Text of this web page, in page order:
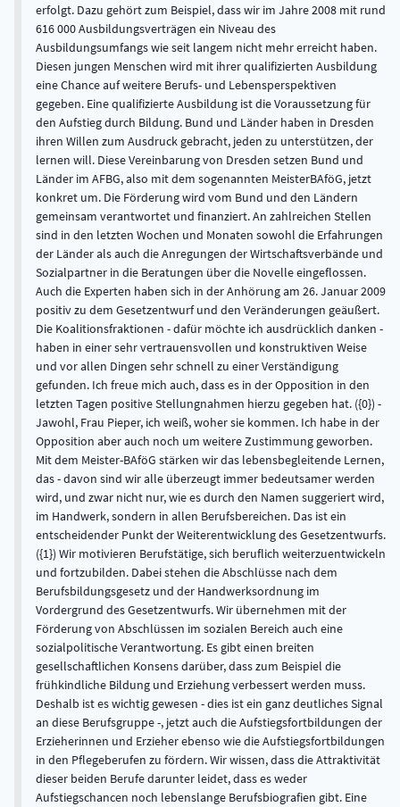
erfolgt. Dazu gehört zum Beispiel, dass wir im Jahre 2008 mit rund
616 000 Ausbildungsverträgen ein Niveau des
Ausbildungsumfangs wie seit langem nicht mehr erreicht haben.
Diesen jungen Menschen wird mit ihrer qualifizierten Ausbildung
eine Chance auf weitere Berufs- und Lebensperspektiven
gegeben. Eine qualifizierte Ausbildung ist die Voraussetzung für
den Aufstieg durch Bildung. Bund und Länder haben in Dresden
ihren Willen zum Ausdruck gebracht, jeden zu unterstützen, der
lernen will. Diese Vereinbarung von Dresden setzen Bund und
Länder im AFBG, also mit dem sogenannten MeisterBAföG, jetzt
konkret um. Die Förderung wird vom Bund und den Ländern
gemeinsam verantwortet und finanziert. An zahlreichen Stellen
sind in den letzten Wochen und Monaten sowohl die Erfahrungen
der Länder als auch die Anregungen der Wirtschaftsverbände und
Sozialpartner in die Beratungen über die Novelle eingeflossen.
Auch die Experten haben sich in der Anhörung am 26. Januar 2009
positiv zu dem Gesetzentwurf und den Veränderungen geäußert.
Die Koalitionsfraktionen - dafür möchte ich ausdrücklich danken -
haben in einer sehr vertrauensvollen und konstruktiven Weise
und vor allen Dingen sehr schnell zu einer Verständigung
gefunden. Ich freue mich auch, dass es in der Opposition in den
letzten Tagen positive Stellungnahmen hierzu gegeben hat. ({0}) -
Jawohl, Frau Pieper, ich weiß, woher sie kommen. Ich habe in der
Opposition aber auch noch um weitere Zustimmung geworben.
Mit dem Meister-BAföG stärken wir das lebensbegleitende Lernen,
das - davon sind wir alle überzeugt immer bedeutsamer werden
wird, und zwar nicht nur, wie es durch den Namen suggeriert wird,
im Handwerk, sondern in allen Berufsbereichen. Das ist ein
entscheidender Punkt der Weiterentwicklung des Gesetzentwurfs.
({1}) Wir motivieren Berufstätige, sich beruflich weiterzuentwickeln
und fortzubilden. Dabei stehen die Abschlüsse nach dem
Berufsbildungsgesetz und der Handwerksordnung im
Vordergrund des Gesetzentwurfs. Wir übernehmen mit der
Förderung von Abschlüssen im sozialen Bereich auch eine
sozialpolitische Verantwortung. Es gibt einen breiten
gesellschaftlichen Konsens darüber, dass zum Beispiel die
frühkindliche Bildung und Erziehung verbessert werden muss.
Deshalb ist es wichtig gewesen - dies ist ein ganz deutliches Signal
an diese Berufsgruppe -, jetzt auch die Aufstiegsfortbildungen der
Erzieherinnen und Erzieher ebenso wie die Aufstiegsfortbildungen
in den Pflegeberufen zu fördern. Wir wissen, dass die Attraktivität
dieser beiden Berufe darunter leidet, dass es weder
Aufstiegschancen noch lebenslange Berufsbiografien gibt. Eine